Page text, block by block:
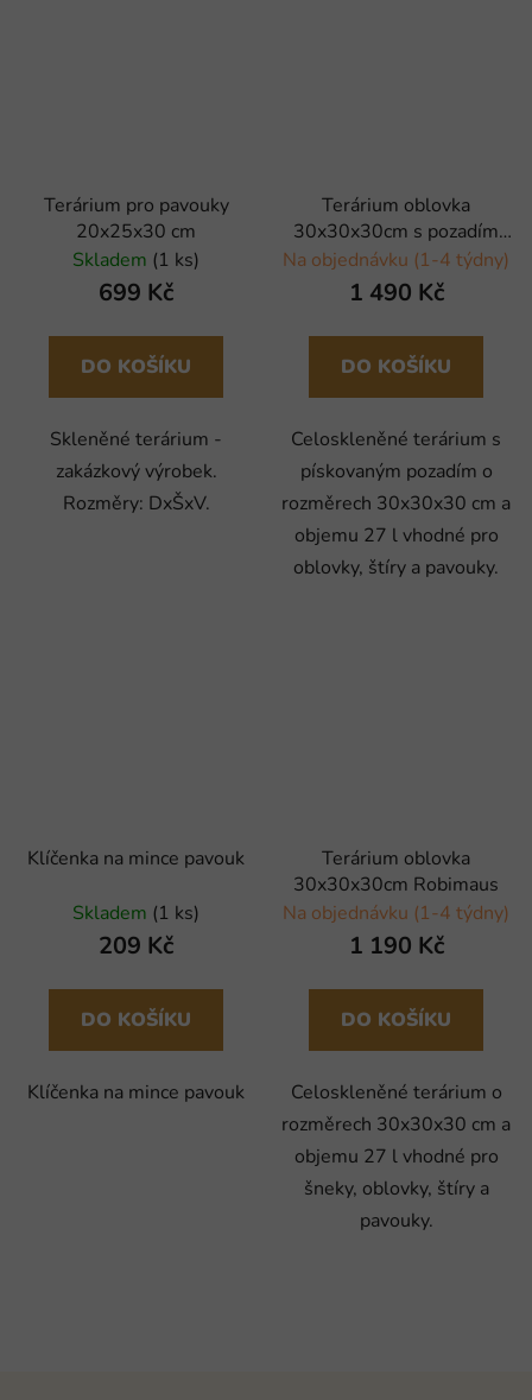
Terárium pro pavouky
20x25x30 cm
Skladem (1 ks)
699 Kč
DO KOŠÍKU
Skleněné terárium -
zakázkový výrobek.
Rozměry: DxŠxV.
Terárium oblovka
30x30x30cm s pozadím
Robimaus
Na objednávku (1-4 týdny)
1 490 Kč
DO KOŠÍKU
Celoskleněné terárium s
pískovaným pozadím o
rozměrech 30x30x30 cm a
objemu 27 l vhodné pro
oblovky, štíry a pavouky.
Klíčenka na mince pavouk
Skladem (1 ks)
209 Kč
DO KOŠÍKU
Klíčenka na mince pavouk
Terárium oblovka
30x30x30cm Robimaus
Na objednávku (1-4 týdny)
1 190 Kč
DO KOŠÍKU
Celoskleněné terárium o
rozměrech 30x30x30 cm a
objemu 27 l vhodné pro
šneky, oblovky, štíry a
pavouky.